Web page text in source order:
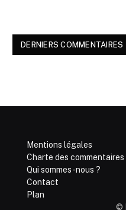
DERNIERS COMMENTAIRES
Mentions légales
Charte des commentaires
Qui sommes-nous ?
Contact
Plan
©